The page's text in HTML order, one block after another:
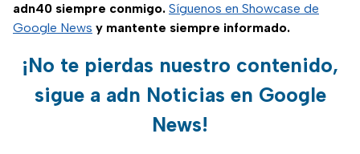
adn40 siempre conmigo. Síguenos en Showcase de
Google News y mantente siempre informado.
¡No te pierdas nuestro contenido,
sigue a adn Noticias en Google
News!